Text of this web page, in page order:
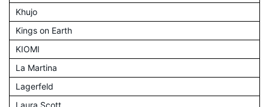
Khujo
Kings on Earth
KIOMI
La Martina
Lagerfeld